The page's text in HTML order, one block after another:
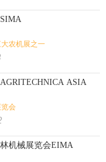
农机展之一
ASIA
会
机械展览会EIMA